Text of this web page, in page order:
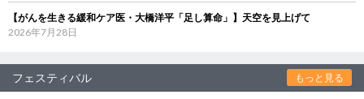
【がんを生きる緩和ケア医・大橋洋平「足し算命」】天空を見上げて
2026年7月28日
フェスティバル もっと見る